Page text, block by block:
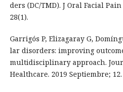
ders (DC/TMD). J Oral Facial
28(1).
Garrigós P, Elizagaray G,
lar disorders: improving
multidisciplinary approach.
Healthcare. 2019 Septiembre; 12.